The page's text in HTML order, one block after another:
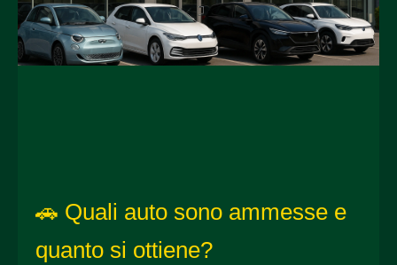
🚗 Quali auto sono ammesse e
quanto si ottiene?